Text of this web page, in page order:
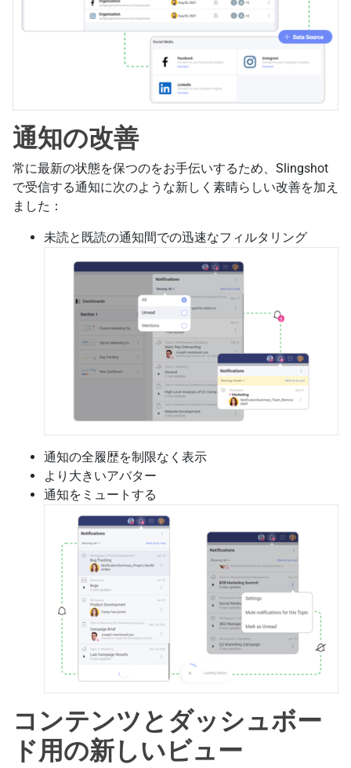
通知の改善
常に最新の状態を保つのをお手伝いするため、Slingshot
で受信する通知に次のような新しく素晴らしい改善を加え
ました：
未読と既読の通知間での迅速なフィルタリング
通知の全履歴を制限なく表示
より大きいアバター
通知をミュートする
コンテンツとダッシュボー
ド用の新しいビュー